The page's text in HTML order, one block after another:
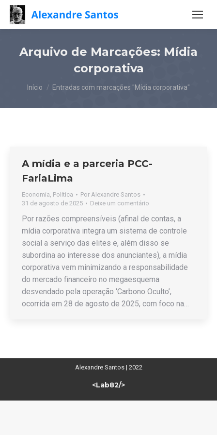
Arquivo de Marcações: Mídia
corporativa
Você está aqui:
Início Entradas com marcações "Mídia corporativa"
A mídia e a parceria PCC-
FariaLima
Economia, Política Por Alexandre Santos
31 de agosto de 2025
Deixe um comentário
Por razões compreensíveis (afinal de contas, a
mídia corporativa integra um sistema de controle
social a serviço das elites e, além disso se
subordina ao interesse dos anunciantes), a mídia
corporativa vem minimizando a responsabilidade
do mercado financeiro no megaesquema
desvendado pela operação ‘Carbono Oculto’,
ocorrida em 28 de agosto de 2025, com foco na…
Alexandre Santos | 2022
<Lab82/>